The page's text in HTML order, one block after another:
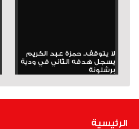
لا يتوقف.. حمزة عبد الكريم
يسجل هدفه الثاني في ودية
برشلونة
الرئيسية